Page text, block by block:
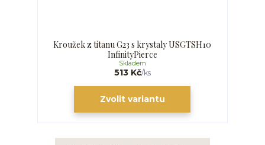
Kroužek z titanu G23 s krystaly USGTSH10
InfinityPierce
513 Kč/ks
Skladem
Zvolit variantu